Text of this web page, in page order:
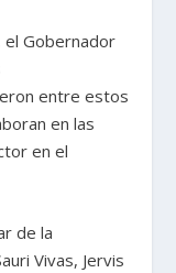
el Gobernador
entre estos
en las
en el
de la
Vivas, Jervis